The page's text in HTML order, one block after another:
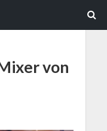
von